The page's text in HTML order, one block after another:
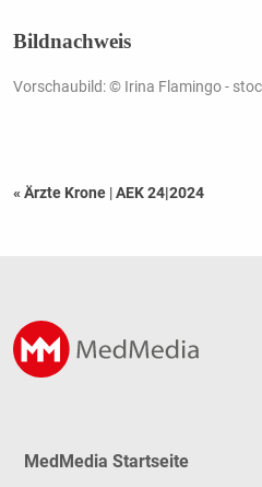
Bildnachweis
Vorschaubild: © Irina Flamingo -
« Ärzte Krone |AEK 24|2024
MedMedia Startseite